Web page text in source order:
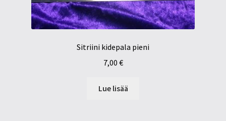
Sitriini kidepala pieni
7,00 €
Lue lisää